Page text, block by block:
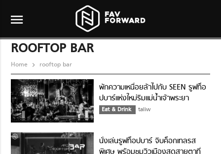
menu
ROOFTOP BAR
Home rooftop bar
พักความเหนื่อยล้าไปกับ SEEN รูฟท็อ
ปบาร์แห่งใหม่ริมแม่น้ำเจ้าพระยา
Eat & Drink taliw
นั่งเล่นรูฟท็อปบาร์ จิบค็อกเทลรส